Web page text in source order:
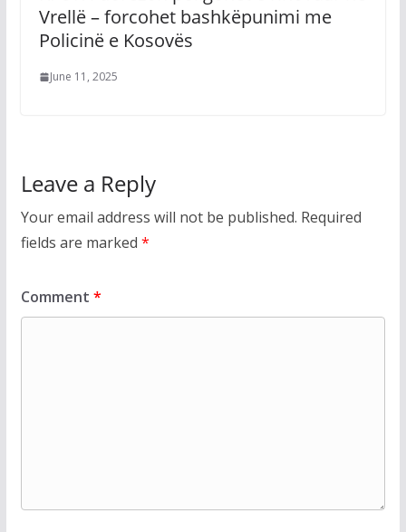
Vrellë – forcohet bashkëpunimi me
Policinë e Kosovës
June 11, 2025
Leave a Reply
Your email address will not be published. Required
fields are marked *
Comment *